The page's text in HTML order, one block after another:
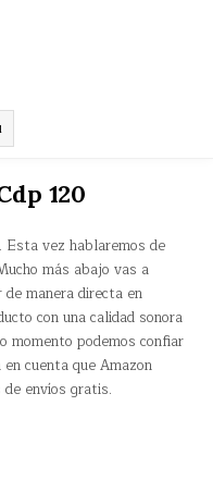
120
Esta vez hablaremos de
más abajo vas a
manera directa en
con una calidad sonora
momento podemos confiar
cuenta que Amazon
envíos gratis.